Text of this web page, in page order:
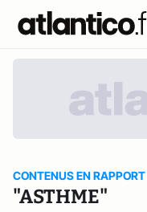
CONTENUS EN
"ASTHME"